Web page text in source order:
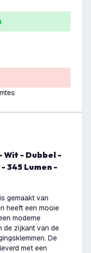
345 Lumen -
gemaakt van
heeft een mooie
moderne
de zijkant van de
De
met een